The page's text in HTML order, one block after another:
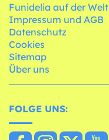
Funidelia auf der Welt
Impressum und AGB
Datenschutz
Cookies
Sitemap
Über uns
FOLGE UNS: